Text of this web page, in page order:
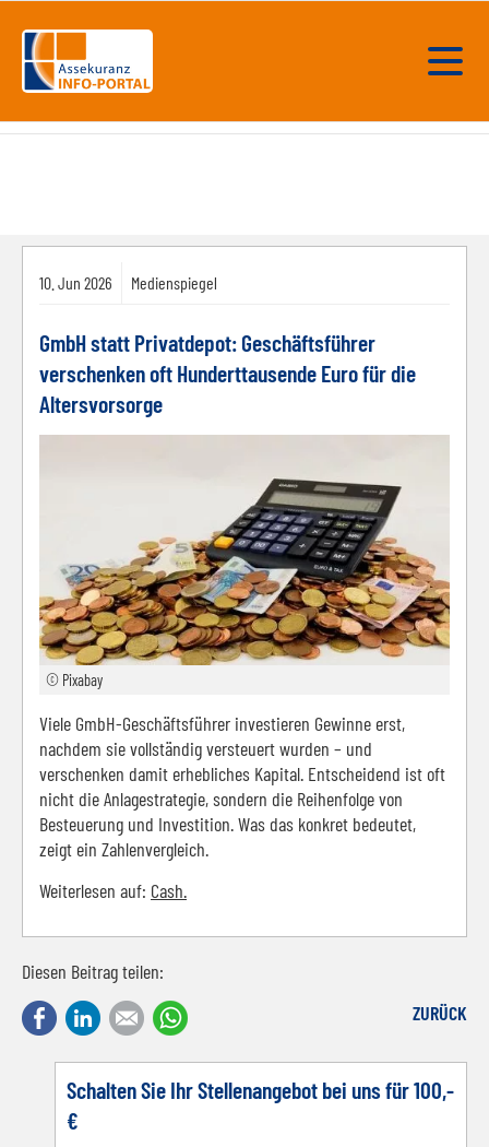
10. Jun 2026 Medienspiegel
GmbH statt Privatdepot: Geschäftsführer
verschenken oft Hunderttausende Euro für die
Altersvorsorge
© Pixabay
Viele GmbH-Geschäftsführer investieren Gewinne erst,
nachdem sie vollständig versteuert wurden – und
verschenken damit erhebliches Kapital. Entscheidend ist oft
nicht die Anlagestrategie, sondern die Reihenfolge von
Besteuerung und Investition. Was das konkret bedeutet,
zeigt ein Zahlenvergleich.
Weiterlesen auf: Cash.
Diesen Beitrag teilen:
FacebookLinkedInE-mail ZURÜCK
Schalten Sie Ihr Stellenangebot bei uns für 100,-
€